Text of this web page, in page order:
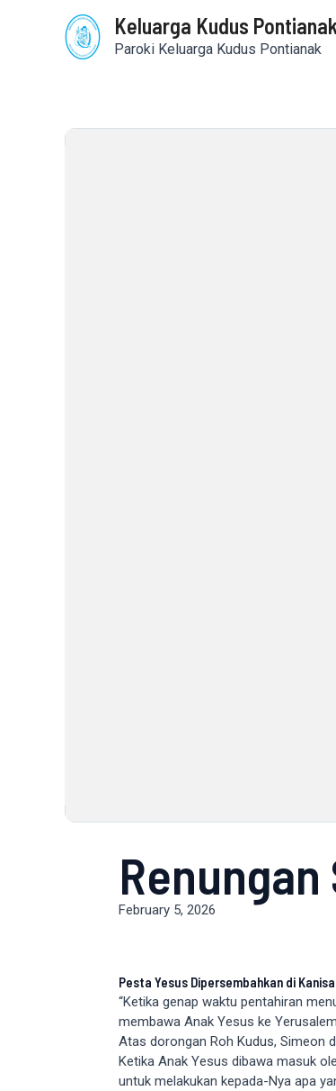
Keluarga Kudus Pontianak
Paroki Keluarga Kudus Pontianak
February 5, 2026
Pesta Yesus Dipersembahkan di
“Ketika genap waktu pentahiran
membawa Anak Yesus ke
Atas dorongan Roh Kudus, Simeon
Ketika Anak Yesus dibawa masuk
untuk melakukan kepada-Nya apa